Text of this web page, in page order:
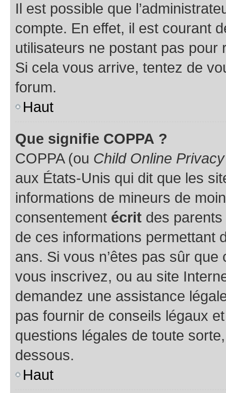
Il est possible que
compte. En effet, il est courant
utilisateurs ne postant pas pour
Si cela vous arrive, tentez de
forum.
Haut
Que signifie COPPA ?
COPPA (ou Child Online
aux États-Unis qui dit que les
informations de mineurs de
consentement écrit des parents
de ces informations permettant
ans. Si vous n’êtes pas sûr
vous inscrivez, ou au site
demandez une assistance
pas fournir de conseils légaux
questions légales de toute
dessous.
Haut